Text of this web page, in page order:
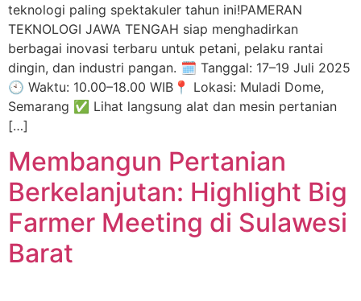
teknologi paling spektakuler tahun ini!PAMERAN
TEKNOLOGI JAWA TENGAH siap menghadirkan
berbagai inovasi terbaru untuk petani, pelaku rantai
dingin, dan industri pangan. 🗓️ Tanggal: 17–19 Juli 2025
🕙 Waktu: 10.00–18.00 WIB📍 Lokasi: Muladi Dome,
Semarang ✅ Lihat langsung alat dan mesin pertanian
[…]
Membangun Pertanian
Berkelanjutan: Highlight Big
Farmer Meeting di Sulawesi
Barat